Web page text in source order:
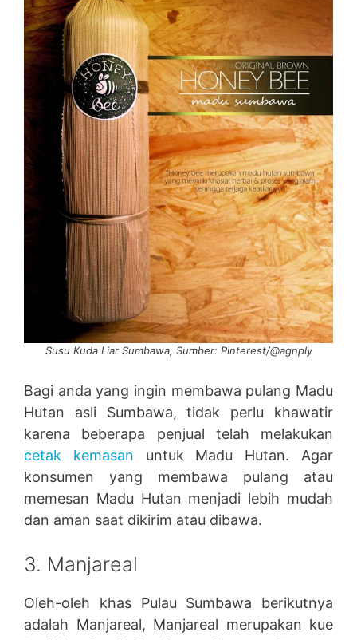
Susu Kuda Liar Sumbawa, Sumber: Pinterest/@agnply
Bagi anda yang ingin membawa pulang Madu
Hutan asli Sumbawa, tidak perlu khawatir
karena beberapa penjual telah melakukan
cetak kemasan untuk Madu Hutan. Agar
konsumen yang membawa pulang atau
memesan Madu Hutan menjadi lebih mudah
dan aman saat dikirim atau dibawa.
3. Manjareal
Oleh-oleh khas Pulau Sumbawa berikutnya
adalah Manjareal, Manjareal merupakan kue